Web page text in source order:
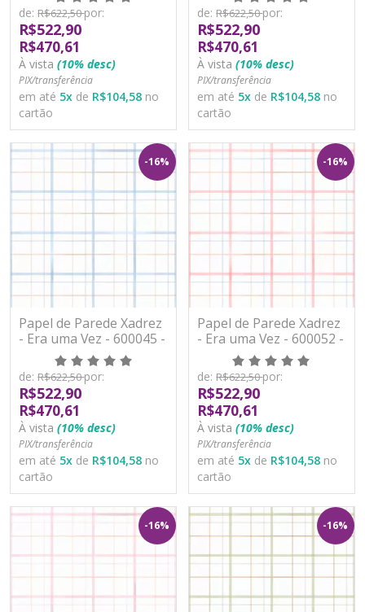
de: R$622,50por:
R$522,90
R$470,61
À vista (10% desc)
PIX/transferência
em até 5x de R$104,58 no
cartão
de: R$622,50por:
R$522,90
R$470,61
À vista (10% desc)
PIX/transferência
em até 5x de R$104,58 no
cartão
-16%
Papel de Parede Xadrez
- Era uma Vez - 600045 -
Vinílico
de: R$622,50por:
R$522,90
R$470,61
À vista (10% desc)
PIX/transferência
em até 5x de R$104,58 no
cartão
-16%
Papel de Parede Xadrez
- Era uma Vez - 600052 -
Vinílico
de: R$622,50por:
R$522,90
R$470,61
À vista (10% desc)
PIX/transferência
em até 5x de R$104,58 no
cartão
-16% -16%